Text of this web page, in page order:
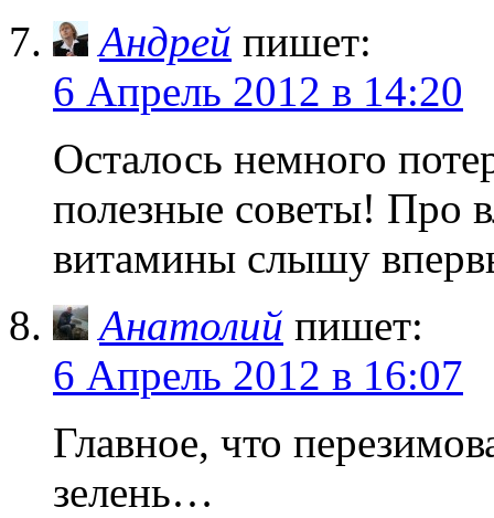
Андрей пишет:
6 Апрель 2012 в 14:20
Осталось немного
полезные советы! Про
витамины слышу
Анатолий пишет:
6 Апрель 2012 в 16:07
Главное, что
зелень…